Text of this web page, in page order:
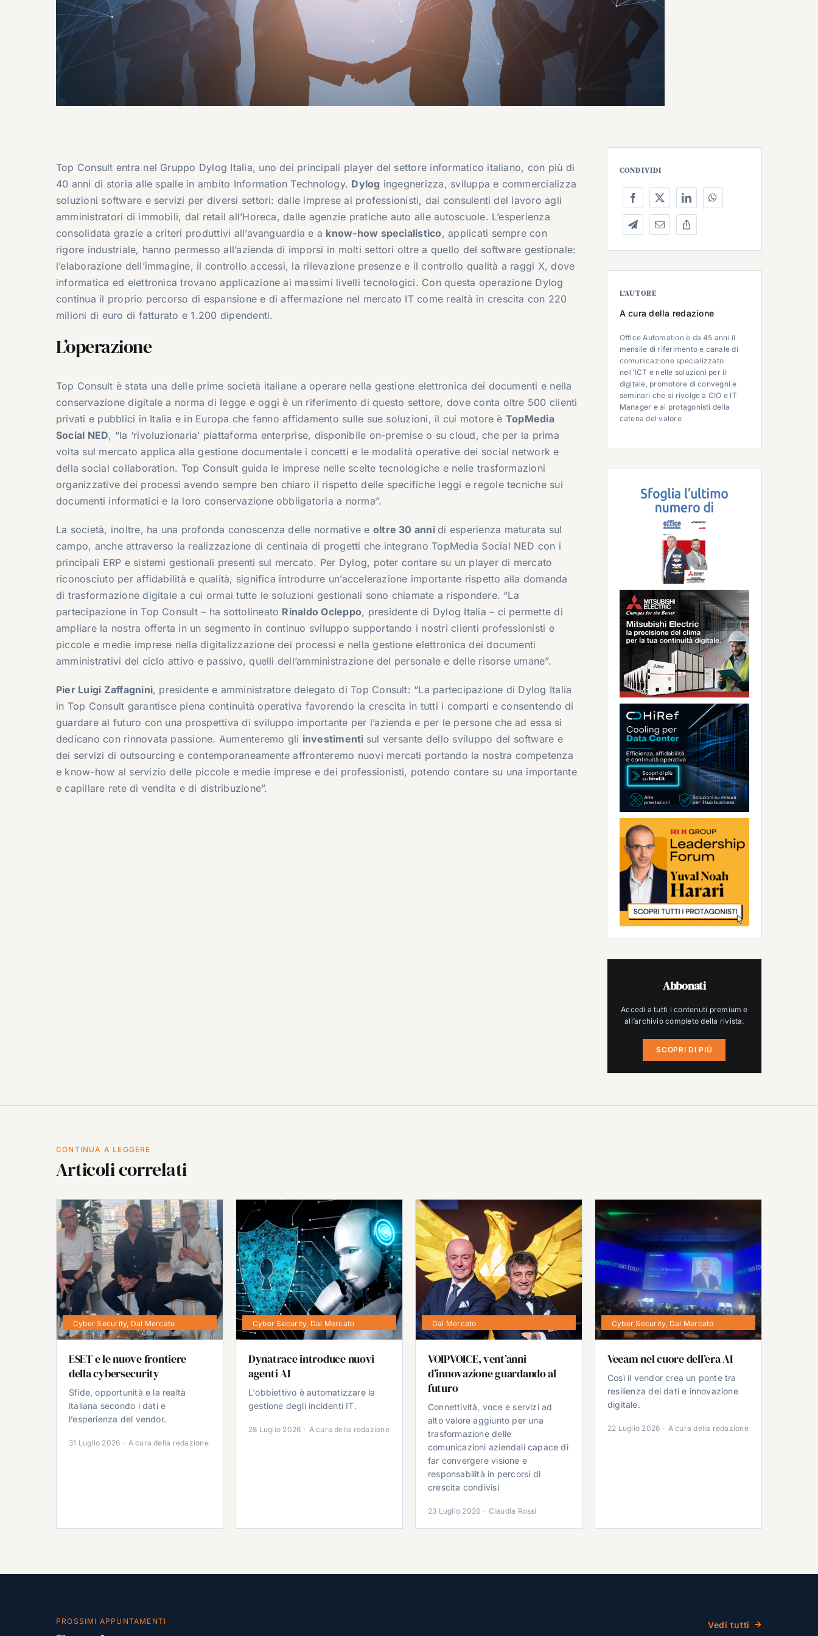
Top Consult entra nel Gruppo Dylog Italia, uno dei principali player del settore informatico italiano, con più di
40 anni di storia alle spalle in ambito Information Technology. Dylog ingegnerizza, sviluppa e commercializza
soluzioni software e servizi per diversi settori: dalle imprese ai professionisti, dai consulenti del lavoro agli
amministratori di immobili, dal retail all’Horeca, dalle agenzie pratiche auto alle autoscuole. L’esperienza
consolidata grazie a criteri produttivi all’avanguardia e a know-how specialistico, applicati sempre con
rigore industriale, hanno permesso all’azienda di imporsi in molti settori oltre a quello del software gestionale:
l’elaborazione dell’immagine, il controllo accessi, la rilevazione presenze e il controllo qualità a raggi X, dove
informatica ed elettronica trovano applicazione ai massimi livelli tecnologici. Con questa operazione Dylog
continua il proprio percorso di espansione e di affermazione nel mercato IT come realtà in crescita con 220
milioni di euro di fatturato e 1.200 dipendenti.
L’operazione
Top Consult è stata una delle prime società italiane a operare nella gestione elettronica dei documenti e nella
conservazione digitale a norma di legge e oggi è un riferimento di questo settore, dove conta oltre 500 clienti
privati e pubblici in Italia e in Europa che fanno affidamento sulle sue soluzioni, il cui motore è TopMedia
Social NED, “la ‘rivoluzionaria’ piattaforma enterprise, disponibile on-premise o su cloud, che per la prima
volta sul mercato applica alla gestione documentale i concetti e le modalità operative dei social network e
della social collaboration. Top Consult guida le imprese nelle scelte tecnologiche e nelle trasformazioni
organizzative dei processi avendo sempre ben chiaro il rispetto delle specifiche leggi e regole tecniche sui
documenti informatici e la loro conservazione obbligatoria a norma”.
La società, inoltre, ha una profonda conoscenza delle normative e oltre 30 annidi esperienza maturata sul
campo, anche attraverso la realizzazione di centinaia di progetti che integrano TopMedia Social NED con i
principali ERP e sistemi gestionali presenti sul mercato. Per Dylog, poter contare su un player di mercato
riconosciuto per affidabilità e qualità, significa introdurre un’accelerazione importante rispetto alla domanda
di trasformazione digitale a cui ormai tutte le soluzioni gestionali sono chiamate a rispondere. “La
partecipazione in Top Consult – ha sottolineato Rinaldo Ocleppo, presidente di Dylog Italia – ci permette di
ampliare la nostra offerta in un segmento in continuo sviluppo supportando i nostri clienti professionisti e
piccole e medie imprese nella digitalizzazione dei processi e nella gestione elettronica dei documenti
amministrativi del ciclo attivo e passivo, quelli dell’amministrazione del personale e delle risorse umane”.
Pier Luigi Zaffagnini, presidente e amministratore delegato di Top Consult: “La partecipazione di Dylog Italia
in Top Consult garantisce piena continuità operativa favorendo la crescita in tutti i comparti e consentendo di
guardare al futuro con una prospettiva di sviluppo importante per l’azienda e per le persone che ad essa si
dedicano con rinnovata passione. Aumenteremo gli investimenti sul versante dello sviluppo del software e
dei servizi di outsourcing e contemporaneamente affronteremo nuovi mercati portando la nostra competenza
e know-how al servizio delle piccole e medie imprese e dei professionisti, potendo contare su una importante
e capillare rete di vendita e di distribuzione”.
CONDIVIDI
L’AUTORE
A cura della redazione
Office Automation è da 45 anni il
mensile di riferimento e canale di
comunicazione specializzato
nell'ICT e nelle soluzioni per il
digitale, promotore di convegni e
seminari che si rivolge a CIO e IT
Manager e ai protagonisti della
catena del valore
Abbonati
Accedi a tutti i contenuti premium e
all’archivio completo della rivista.
SCOPRI DI PIÙ
CONTINUA A LEGGERE
Articoli correlati
Cyber Security, Dal Mercato
ESET e le nuove frontiere
della cybersecurity
Sfide, opportunità e la realtà
italiana secondo i dati e
l’esperienza del vendor.
31 Luglio 2026 · A cura della redazione
Cyber Security, Dal Mercato
Dynatrace introduce nuovi
agenti AI
L'obbiettivo è automatizzare la
gestione degli incidenti IT.
28 Luglio 2026 · A cura della redazione
Dal Mercato
VOIPVOICE, vent’anni
d’innovazione guardando al
futuro
Connettività, voce e servizi ad
alto valore aggiunto per una
trasformazione delle
comunicazioni aziendali capace di
far convergere visione e
responsabilità in percorsi di
crescita condivisi
23 Luglio 2026 · Claudia Rossi
Cyber Security, Dal Mercato
Veeam nel cuore dell’era AI
Così il vendor crea un ponte tra
resilienza dei dati e innovazione
digitale.
22 Luglio 2026 · A cura della redazione
PROSSIMI APPUNTAMENTI Vedi tutti